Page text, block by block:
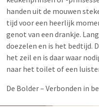
handen uit de mouwen
tijd voor een heerlijk
genot van een drankje.
doezelen en is het bedtijd.
het zeil en is daar waar
naar het toilet of een
De Bolder – Verbonden in